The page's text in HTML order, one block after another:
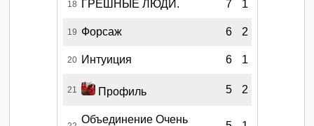
18 ГРЕШНЫЕ ЛЮДИ. 7 1
19 Форсаж 6 2
20 Интуиция 6 1
21 Профиль 5 2
Объединение Очень